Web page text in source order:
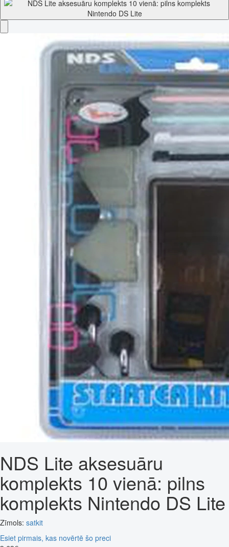
NDS Lite aksesuāru
komplekts 10 vienā: pilns
komplekts Nintendo DS Lite
Zīmols: satkit
Esiet pirmais, kas novērtē šo preci